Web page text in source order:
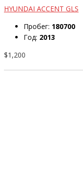
HYUNDAI ACCENT GLS
Пробег: 180700
Год: 2013
$1,200